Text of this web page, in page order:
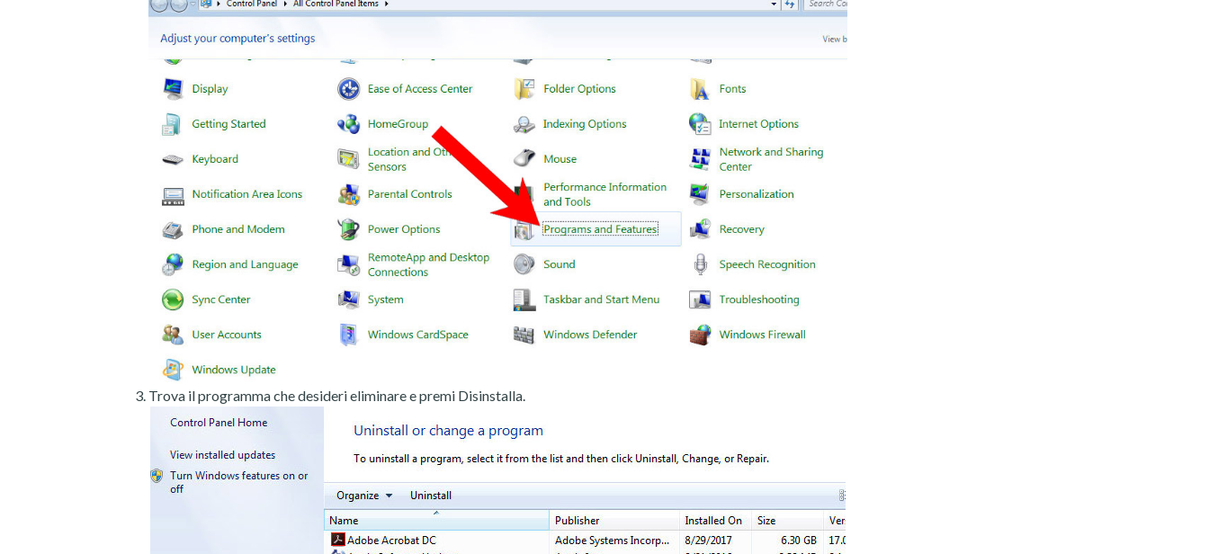
Trova il programma che desideri eliminare e premi Disinstalla.